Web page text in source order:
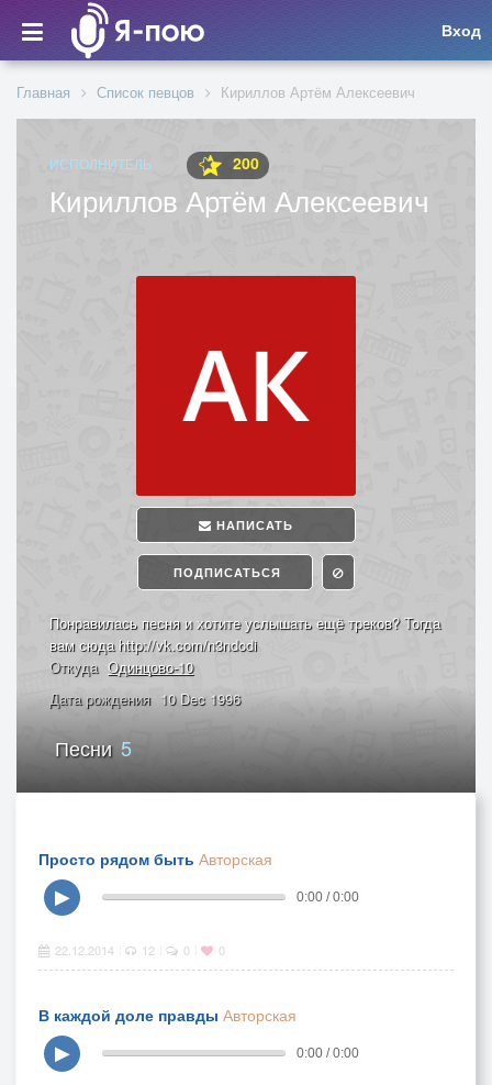
Вход
Главная Список певцов Кириллов Артём Алексеевич
ИСПОЛНИТЕЛЬ 200
Кириллов Артём Алексеевич
НАПИСАТЬ
ПОДПИСАТЬСЯ
Понравилась песня и хотите услышать ещё треков? Тогда
вам сюда http://vk.com/n3ndodi
Откуда Одинцово-10
Дата рождения 10 Dec 1996
Песни 5
Просто рядом быть Авторская
▶
0:00 / 0:00
22.12.2014 12 0 0
В каждой доле правды Авторская
▶
0:00 / 0:00